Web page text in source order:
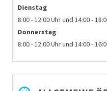
Dienstag
8:00 - 12:00 Uhr und 14:00 -
Donnerstag
8:00 - 12:00 Uhr und 14:00 -